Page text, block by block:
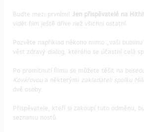
Buďte mezi prvními! Jen přispěvatelé na
vidět film ještě dříve než všichni ostatní.
Pozvěte například někoho mimo „vaši
vést zdravý dialog, kterého se účastní celá
Po promítnutí filmu se můžete těšit na
Kovářovou a některými zakladateli spolku
dvě osoby.
Přispěvatele, kteří si zakoupí tuto odměnu,
seznamu hostů.